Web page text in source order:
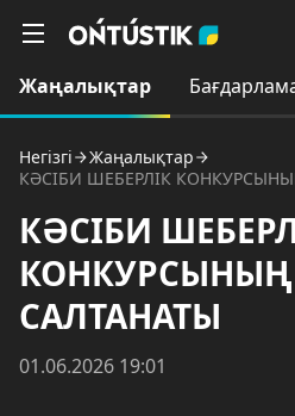
Жаңалықтар
Негізгі
Жаңалықтар
КӘСІБИ ШЕБЕРЛІК
КӘСІБИ
САЛТАНАТЫ
01.06.2026 19:01